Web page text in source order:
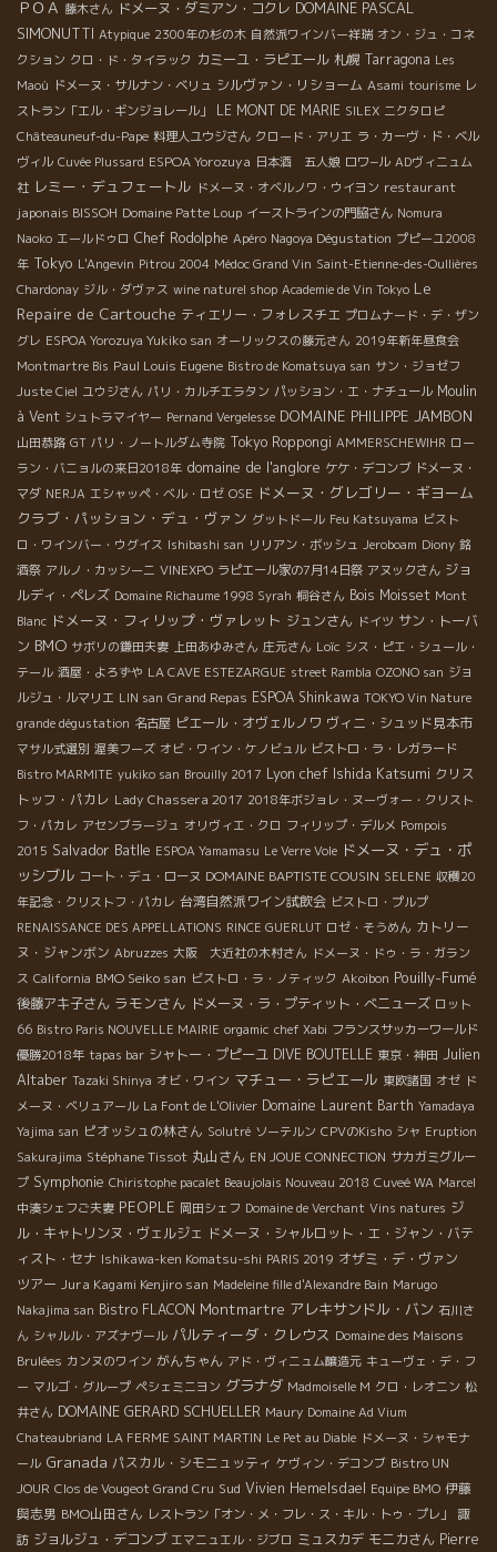
ＰＯＡ 藤木さん ドメーヌ・ダミアン・コクレ DOMAINE PASCAL
SIMONUTTI Atypique 2300年の杉の木 自然派ワインバー祥瑞 オン・ジュ・コネ
クション クロ・ド・タイラック カミーユ・ラピエール 札幌 Tarragona Les
Maoù ドメーヌ・サルナン・ベリュ シルヴァン・リショーム Asami tourisme レ
ストラン「エル・ギンジョレール」
LE MONT DE MARIE SILEX ニクタロピ
Châteauneuf-du-Pape 料理人ユウジさん クロード・アリエ ラ・カーヴ・ド・ベル
ヴィル Cuvée Plussard ESPOA Yorozuya 日本酒 五人娘 ロワ−ル ADヴィニュム
社 レミー・デュフェートル ドメーヌ・オベルノワ・ウイヨン restaurant
japonais BISSOH Domaine Patte Loup イーストラインの門脇さん Nomura
Naoko エールドゥロ Chef Rodolphe Apéro Nagoya Dégustation プピーユ2008
年 Tokyo L'Angevin Pitrou 2004 Médoc Grand Vin Saint-Etienne-des-Oullières
Chardonay ジル・ダヴァス wine naturel shop Academie de Vin Tokyo Le
Repaire de Cartouche ティエリー・フォレスチエ プロムナード・デ・ザン
グレ ESPOA Yorozuya Yukiko san オーリックスの藤元さん 2019年新年昼食会
Montmartre Bis Paul Louis Eugene Bistro de Komatsuya san サン・ジョゼフ
Juste Ciel ユウジさん パリ・カルチエラタン パッション・エ・ナチュール Moulin
à Vent シュトラマイヤー Pernand Vergelesse DOMAINE PHILIPPE JAMBON
山田恭路 GT パリ・ノートルダム寺院 Tokyo Roppongi AMMERSCHEWIHR ロー
ラン・バニョルの来日2018年 domaine de l'anglore ケケ・デコンブ ドメーヌ・
マダ NERJA エシャッペ・ベル・ロゼ OSE ドメーヌ・グレゴリー・ギヨーム
クラブ・パッション・デュ・ヴァン グットドール Feu Katsuyama ビスト
ロ・ワインバー・ウグイス Ishibashi san リリアン・ボッシュ Jeroboam Diony 銘
酒祭 アルノ・カッシーニ VINEXPO ラピエール家の7月14日祭 アヌックさん ジョ
ルディ・ペレズ Domaine Richaume 1998 Syrah 桐谷さん Bois Moisset Mont
Blanc ドメーヌ・フィリップ・ヴァレット ジュンさん ドイツ サン・トーバ
ン BMO サボリの鎌田夫妻 上田あゆみさん 庄元さん Loïc シス・ピエ・シュール・
テール 酒屋・よろずや LA CAVE ESTEZARGUE street Rambla OZONO san ジョ
ルジュ・ルマリエ LIN san Grand Repas ESPOA Shinkawa TOKYO Vin Nature
grande dégustation 名古屋 ピエール・オヴェルノワ ヴィニ・シュッド見本市
マサル式選別 渥美フーズ オビ・ワイン・ケノビュル ビストロ・ラ・レガラード
Bistro MARMITE yukiko san Brouilly 2017 Lyon chef Ishida Katsumi クリス
トッフ・パカレ Lady Chassera 2017 2018年ボジョレ・ヌーヴォー・クリスト
フ・パカレ アセンブラージュ オリヴィエ・クロ フィリップ・デルメ Pompois
2015 Salvador Batlle ESPOA Yamamasu Le Verre Vole ドメーヌ・デュ・ポ
ッシブル コート・デュ・ローヌ DOMAINE BAPTISTE COUSIN SELENE 収穫20
年記念・クリストフ・パカレ 台湾自然派ワイン試飲会 ビストロ・プルプ
RENAISSANCE DES APPELLATIONS RINCE GUERLUT ロゼ・そうめん カトリー
ヌ・ジャンボン Abruzzes 大阪 大近社の木村さん ドメーヌ・ドゥ・ラ・ガラン
ス California BMO Seiko san ビストロ・ラ・ノティック Akoibon Pouilly-Fumé
後藤アキ子さん ラモンさん ドメーヌ・ラ・プティット・べニューズ ロット
66 Bistro Paris NOUVELLE MAIRIE orgamic chef Xabi フランスサッカーワールド
優勝2018年 tapas bar シャトー・プピーユ DIVE BOUTELLE 東京・神田 Julien
Altaber Tazaki Shinya オビ・ワイン マチュー・ラピエール 東欧諸国 オゼ ド
メーヌ・ベリュアール La Font de L'Olivier Domaine Laurent Barth Yamadaya
Yajima san ピオッシュの林さん Solutré ソーテルン CPVのKisho シャ Eruption
Sakurajima Stéphane Tissot 丸山さん EN JOUE CONNECTION サカガミグルー
プ Symphonie Chiristophe pacalet Beaujolais Nouveau 2018 Cuveé WA Marcel
中湊シェフご夫妻 PEOPLE 岡田シェフ Domaine de Verchant Vins natures ジ
ル・キャトリンヌ・ヴェルジェ ドメーヌ・シャルロット・エ・ジャン・バテ
ィスト・セナ Ishikawa-ken Komatsu-shi PARIS 2019 オザミ・デ・ヴァン
ツアー Jura Kagami Kenjiro san Madeleine fille d'Alexandre Bain Marugo
Nakajima san Bistro FLACON Montmartre アレキサンドル・バン 石川さ
ん シャルル・アズナヴール パルティーダ・クレウス Domaine des Maisons
Brulées カンヌのワイン がんちゃん アド・ヴィニュム醸造元 キューヴェ・デ・フ
ー マルゴ・グループ ペシェミニヨン グラナダ Madmoiselle M クロ・レオニン 松
井さん DOMAINE GERARD SCHUELLER Maury Domaine Ad Vium
Chateaubriand LA FERME SAINT MARTIN Le Pet au Diable ドメーヌ・シャモナ
ール Granada パスカル・シモニュッティ ケヴィン・デコンブ Bistro UN
JOUR Clos de Vougeot Grand Cru Sud Vivien Hemelsdael Equipe BMO 伊藤
與志男 BMO山田さん レストラン「オン・メ・フレ・ス・キル・トゥ・プレ」
諏
訪 ジョルジュ・デコンブ エマニュエル・ジブロ ミュスカデ モニカさん Pierre